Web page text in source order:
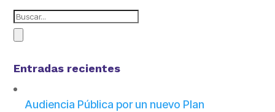
Entradas recientes
Audiencia Pública por un nuevo Plan